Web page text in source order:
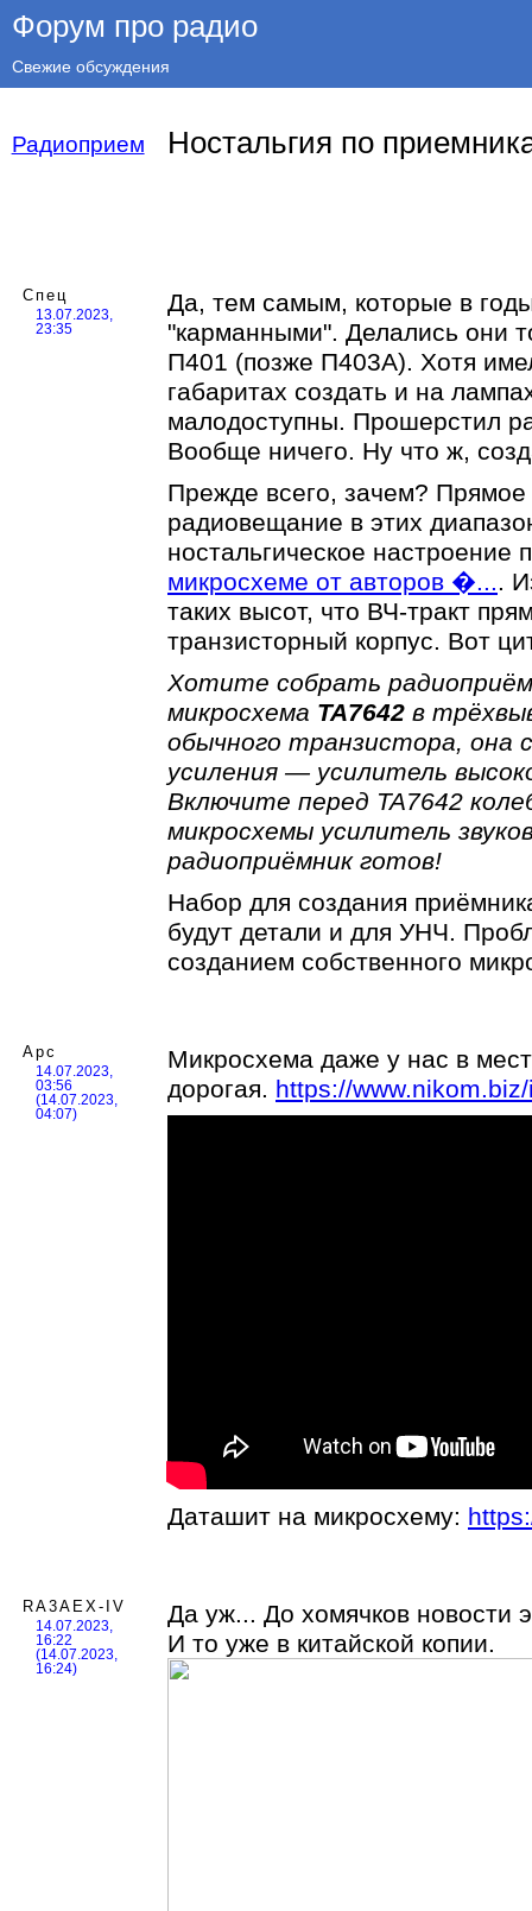
Форум про радио
Свежие обсуждения
Радиоприем Ностальгия по
Спец
13.07.2023,
23:35
Да, тем самым, которые в
"карманными". Делались они
П401 (позже П403А). Хотя
габаритах создать и на
малодоступны. Прошерстил
Вообще ничего. Ну что ж,
Прежде всего, зачем?
радиовещание в этих
ностальгическое
микросхеме от авторов �....
таких высот, что ВЧ-тракт
транзисторный корпус. Вот
Хотите собрать
микросхема TA7642 в
обычного транзистора, она
усиления — усилитель
Включите перед TA7642
микросхемы усилитель
радиоприёмник готов!
Набор для создания
будут детали и для УНЧ.
созданием собственного
Арс
14.07.2023,
03:56
(14.07.2023,
04:07)
Микросхема даже у нас в
дорогая. https://
Даташит на микросхему:
RA3AEX-IV
14.07.2023,
16:22
(14.07.2023,
16:24)
Да уж... До хомячков новости
И то уже в китайской копии.